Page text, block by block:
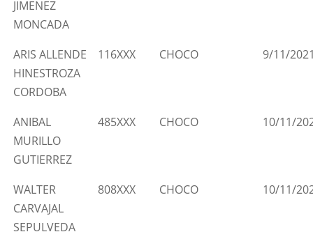
JIMENEZ
MONCADA
ARIS ALLENDE
HINESTROZA
CORDOBA
116XXX CHOCO 9/11/
ANIBAL
MURILLO
GUTIERREZ
485XXX CHOCO 10/11/
WALTER
CARVAJAL
SEPULVEDA
808XXX CHOCO 10/11/